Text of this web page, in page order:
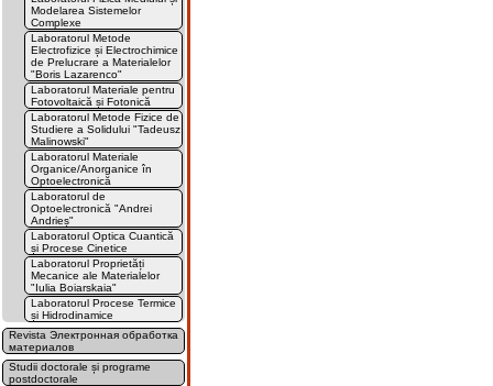
Modelarea Sistemelor
Complexe
Laboratorul Metode
Electrofizice și Electrochimice
de Prelucrare a Materialelor
"Boris Lazarenco"
Laboratorul Materiale pentru
Fotovoltaică și Fotonică
Laboratorul Metode Fizice de
Studiere a Solidului "Tadeusz
Malinowski"
Laboratorul Materiale
Organice/Anorganice în
Optoelectronică
Laboratorul de
Optoelectronică "Andrei
Andrieș"
Laboratorul Optica Cuantică
și Procese Cinetice
Laboratorul Proprietăți
Mecanice ale Materialelor
"Iulia Boiarskaia"
Laboratorul Procese Termice
și Hidrodinamice
Revista Электронная обработка
материалов
Studii doctorale și programe
postdoctorale